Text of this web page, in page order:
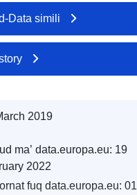
Data simili
2019
ma’ data.europa.eu: 19
2022
fuq data.europa.eu: 01